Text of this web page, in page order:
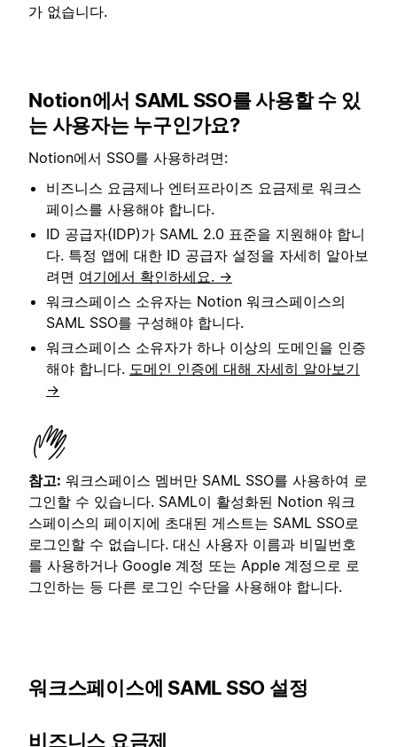
가 없습니다.
Notion에서 SAML SSO를 사용할 수 있
는 사용자는 누구인가요?
Notion에서 SSO를 사용하려면:
비즈니스 요금제나 엔터프라이즈 요금제로 워크스
페이스를 사용해야 합니다.
ID 공급자(IDP)가 SAML 2.0 표준을 지원해야 합니
다. 특정 앱에 대한 ID 공급자 설정을 자세히 알아보
려면 여기에서 확인하세요. →
워크스페이스 소유자는 Notion 워크스페이스의
SAML SSO를 구성해야 합니다.
워크스페이스 소유자가 하나 이상의 도메인을 인증
해야 합니다. 도메인 인증에 대해 자세히 알아보기
→
참고: 워크스페이스 멤버만 SAML SSO를 사용하여 로
그인할 수 있습니다. SAML이 활성화된 Notion 워크
스페이스의 페이지에 초대된 게스트는 SAML SSO로
로그인할 수 없습니다. 대신 사용자 이름과 비밀번호
를 사용하거나 Google 계정 또는 Apple 계정으로 로
그인하는 등 다른 로그인 수단을 사용해야 합니다.
워크스페이스에 SAML SSO 설정
비즈니스 요금제